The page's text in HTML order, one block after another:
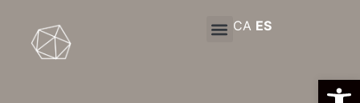
Abrir
CA ES